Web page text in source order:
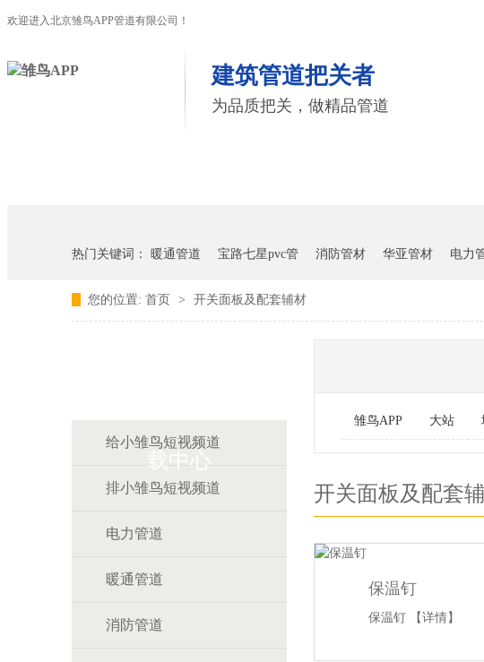
欢迎进入北京雏鸟APP管道有限公司！
建筑管道把关者
为品质把关，做精品管道
热门关键词： 暖通管道 宝路七星pvc管 消防管材 华亚管材 电力
您的位置: 首页 > 开关面板及配套辅材
载中心
给小雏鸟短视频道
排小雏鸟短视频道
电力管道
暖通管道
消防管道
雏鸟APP 大站
开关面板及配套
保温钉
保温钉 【详情】